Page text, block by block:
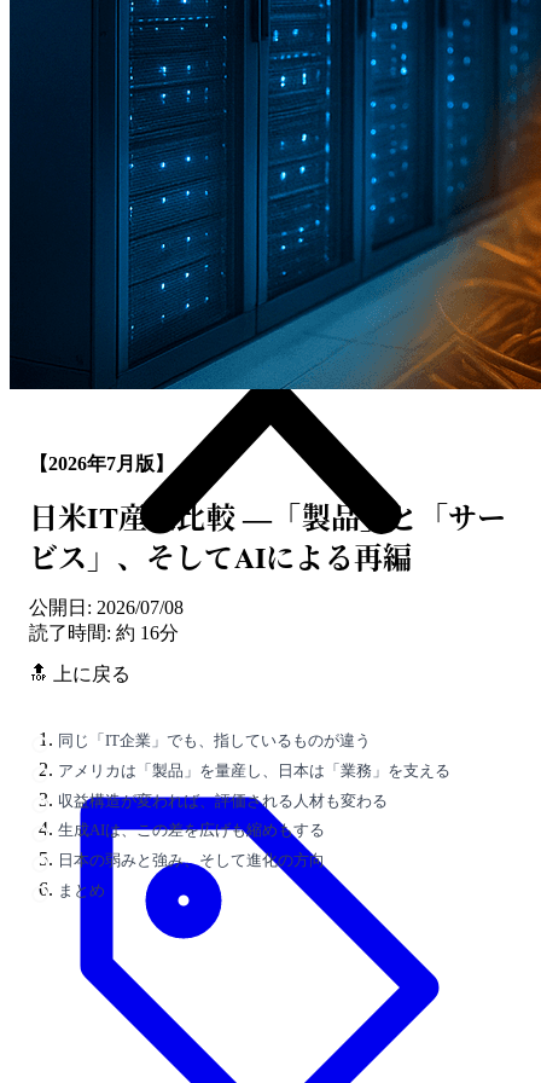
🔝 上に戻る
同じ「IT企業」でも、指しているものが違う
アメリカは「製品」を量産し、日本は「業務」を支える
収益構造が変われば、評価される人材も変わる
生成AIは、この差を広げも縮めもする
日本の弱みと強み、そして進化の方向
まとめ
【2026年7月版】
日米IT産業比較 ―「製品」と「サー
ビス」、そしてAIによる再編
公開日: 2026/07/08
読了時間: 約 16分